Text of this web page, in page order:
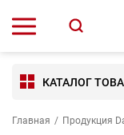
КАТАЛОГ
Главная / Продукция